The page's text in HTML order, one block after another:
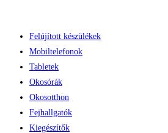
Felújított készülékek
Mobiltelefonok
Tabletek
Okosórák
Okosotthon
Fejhallgatók
Kiegészítők